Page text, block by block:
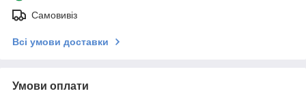
Самовивіз
Всі умови доставки
Умови оплати